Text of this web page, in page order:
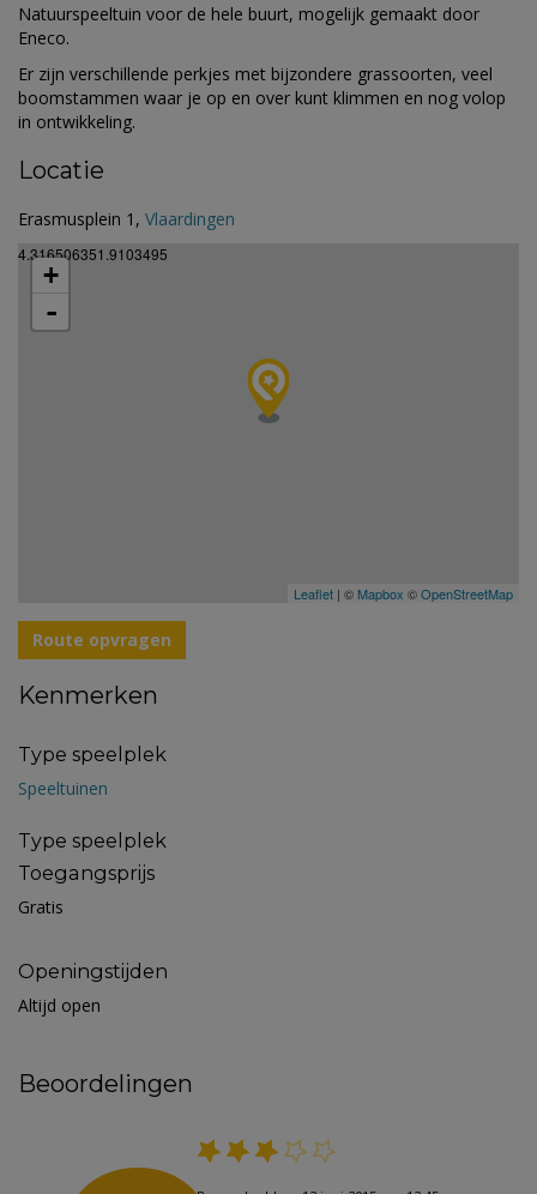
Natuurspeeltuin voor de hele buurt, mogelijk gemaakt door
Eneco.
Er zijn verschillende perkjes met bijzondere grassoorten, veel
boomstammen waar je op en over kunt klimmen en nog volop
in ontwikkeling.
Locatie
Erasmusplein 1, Vlaardingen
4.316506351.9103495
+
-
Leaflet | © Mapbox ©OpenStreetMap
Route opvragen
Kenmerken
Type speelplek
Speeltuinen
Type speelplek
Toegangsprijs
Gratis
Openingstijden
Altijd open
Beoordelingen